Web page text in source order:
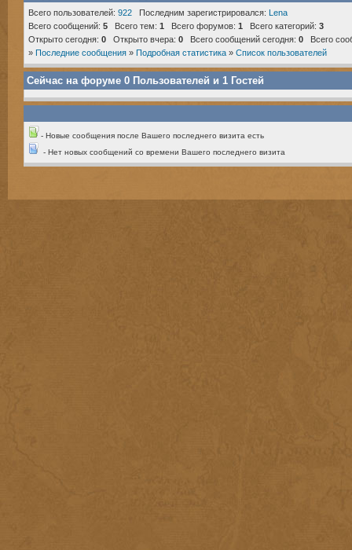
Всего пользователей: 922 Последним зарегистрировался: Lena
Всего сообщений: 5 Всего тем: 1 Всего форумов: 1 Всего категорий: 3
Открыто сегодня: 0 Открыто вчера: 0 Всего сообщений сегодня: 0 Всего
» Последние сообщения » Подробная статистика » Список пользователей
Сейчас на форуме 0 Пользователей и 1 Гостей
- Новые сообщения после Вашего последнего визита есть
- Нет новых сообщений со времени Вашего последнего визита